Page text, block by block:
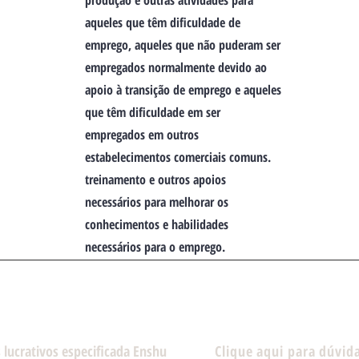
aqueles que têm dificuldade de
emprego, aqueles que não puderam ser
empregados normalmente devido ao
apoio à transição de emprego e aqueles
que têm dificuldade em ser
empregados em outros
estabelecimentos comerciais comuns.
treinamento e outros apoios
necessários para melhorar os
conhecimentos e habilidades
necessários para o emprego.
especificada Enshu Clique aqui para